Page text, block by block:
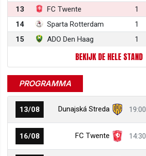
13
FC Twente 1
14
Sparta Rotterdam 1
15
ADO Den Haag 1
BEKIJK DE HELE STAND
PROGRAMMA
13/08 Dunajská Streda 19:00
16/08 FC Twente 14:30